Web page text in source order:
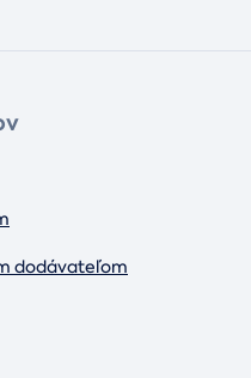
dodávateľom